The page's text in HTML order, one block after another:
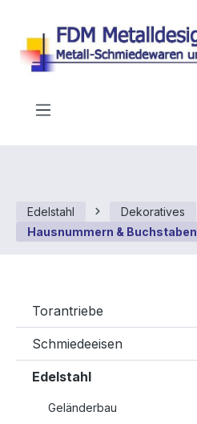
Edelstahl
Dekoratives
Hausnummern & Buchstaben
Torantriebe
Schmiedeeisen
Edelstahl
Geländerbau